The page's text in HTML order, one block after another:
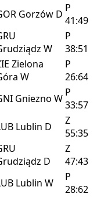
Gorzów D P
41:49
W
P
38:51
Zielona
W
P
26:64
Gniezno W P
33:57
Lublin D
Z
55:35
D
Z
47:43
Lublin W
P
28:62